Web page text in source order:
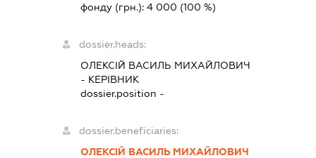
фонду (грн.): 4 000 (100 %)
dossier.heads:
ОЛЕКСІЙ ВАСИЛЬ МИХАЙЛОВИЧ
- КЕРІВНИК
dossier.position -
dossier.beneficiaries:
ОЛЕКСІЙ ВАСИЛЬ МИХАЙЛОВИЧ